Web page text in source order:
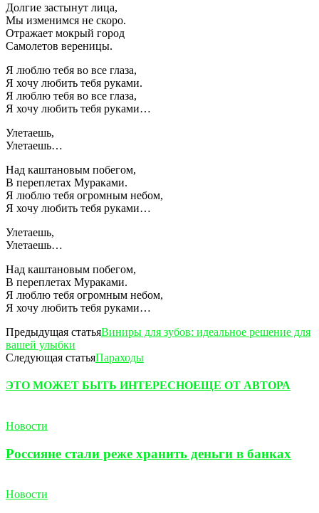
Долгие застынут лица,
Мы изменимся не скоро.
Отражает мокрый город
Самолетов вереницы.
Я люблю тебя во все глаза,
Я хочу любить тебя руками.
Я люблю тебя во все глаза,
Я хочу любить тебя руками…
Улетаешь,
Улетаешь…
Над каштановым побегом,
В переплетах Мураками.
Я люблю тебя огромным небом,
Я хочу любить тебя руками…
Улетаешь,
Улетаешь…
Над каштановым побегом,
В переплетах Мураками.
Я люблю тебя огромным небом,
Я хочу любить тебя руками…
Предыдущая статьяВиниры для зубов: идеальное решение для
вашей улыбки
Следующая статьяПараходы
ЭТО МОЖЕТ БЫТЬ ИНТЕРЕСНОЕЩЕ ОТ АВТОРА
Новости
Россияне стали реже хранить деньги в банках
Новости